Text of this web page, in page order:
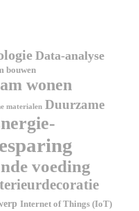
Data-analyse
bouwen
wonen
materialen Duurzame
voeding
Internet of Things (IoT)